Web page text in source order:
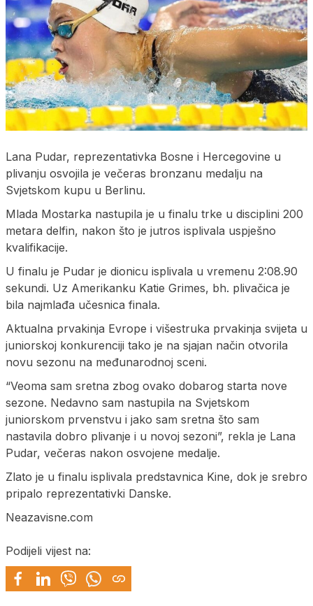
Lana Pudar, reprezentativka Bosne i Hercegovine u
plivanju osvojila je večeras bronzanu medalju na
Svjetskom kupu u Berlinu.
Mlada Mostarka nastupila je u finalu trke u disciplini 200
metara delfin, nakon što je jutros isplivala uspješno
kvalifikacije.
U finalu je Pudar je dionicu isplivala u vremenu 2:08.90
sekundi. Uz Amerikanku Katie Grimes, bh. plivačica je
bila najmlađa učesnica finala.
Aktualna prvakinja Evrope i višestruka prvakinja svijeta u
juniorskoj konkurenciji tako je na sjajan način otvorila
novu sezonu na međunarodnoj sceni.
“Veoma sam sretna zbog ovako dobarog starta nove
sezone. Nedavno sam nastupila na Svjetskom
juniorskom prvenstvu i jako sam sretna što sam
nastavila dobro plivanje i u novoj sezoni”, rekla je Lana
Pudar, večeras nakon osvojene medalje.
Zlato je u finalu isplivala predstavnica Kine, dok je srebro
pripalo reprezentativki Danske.
Neazavisne.com
Podijeli vijest na: